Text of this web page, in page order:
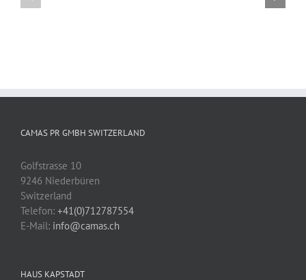
Kinderheim
CAMAS PR GMBH SWITZERLAND
Golfstrasse 10
9246 Niederbüren
Switzerland
Telefon: +41(0)712787554
E-Mail: info@camas.ch
HAUS KAPSTADT